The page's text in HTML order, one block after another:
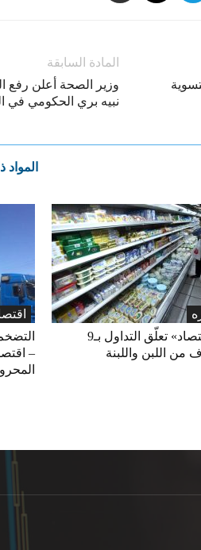
المادة السابقة
وزير الصحة أعلن
نبيه بري الحكومي في
–
«الاقتصاد» تعلّق التداول بـ9
من اللبن واللبنة